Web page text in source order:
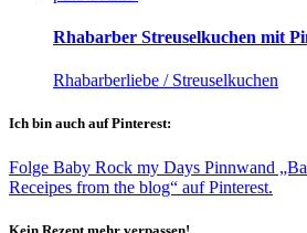
Rhabarber Streuselkuchen mit
Rhabarberliebe / Streuselkuchen
Ich bin auch auf Pinterest:
Folge Baby Rock my Days Pinnwand
Receipes from the blog“ auf Pinterest.